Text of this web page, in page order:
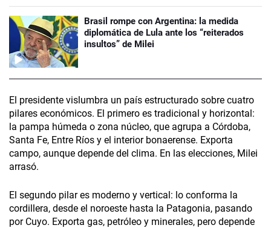
Brasil rompe con Argentina: la medida
diplomática de Lula ante los “reiterados
insultos” de Milei
El presidente vislumbra un país estructurado sobre cuatro
pilares económicos. El primero es tradicional y horizontal:
la pampa húmeda o zona núcleo, que agrupa a Córdoba,
Santa Fe, Entre Ríos y el interior bonaerense. Exporta
campo, aunque depende del clima. En las elecciones, Milei
arrasó.
El segundo pilar es moderno y vertical: lo conforma la
cordillera, desde el noroeste hasta la Patagonia, pasando
por Cuyo. Exporta gas, petróleo y minerales, pero depende